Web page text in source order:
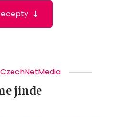
jinde